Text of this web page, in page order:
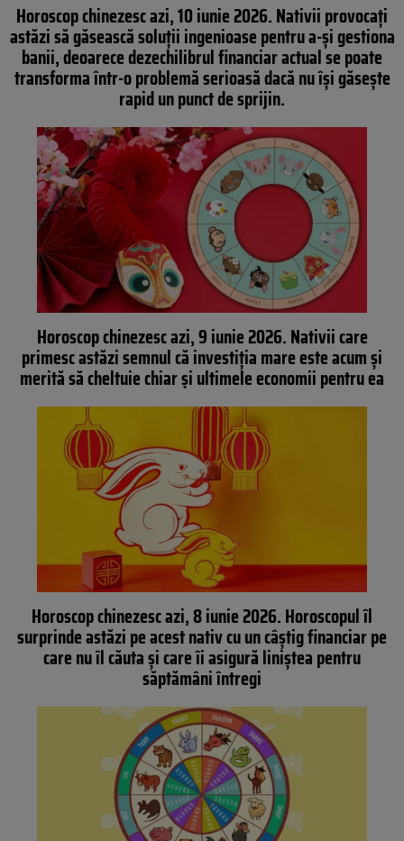
Horoscop chinezesc azi, 10 iunie 2026. Nativii provocați
astăzi să găsească soluții ingenioase pentru a-și gestiona
banii, deoarece dezechilibrul financiar actual se poate
transforma într-o problemă serioasă dacă nu își găsește
rapid un punct de sprijin.
Horoscop chinezesc azi, 9 iunie 2026. Nativii care
primesc astăzi semnul că investiția mare este acum și
merită să cheltuie chiar și ultimele economii pentru ea
Horoscop chinezesc azi, 8 iunie 2026. Horoscopul îl
surprinde astăzi pe acest nativ cu un câștig financiar pe
care nu îl căuta și care îi asigură liniștea pentru
săptămâni întregi